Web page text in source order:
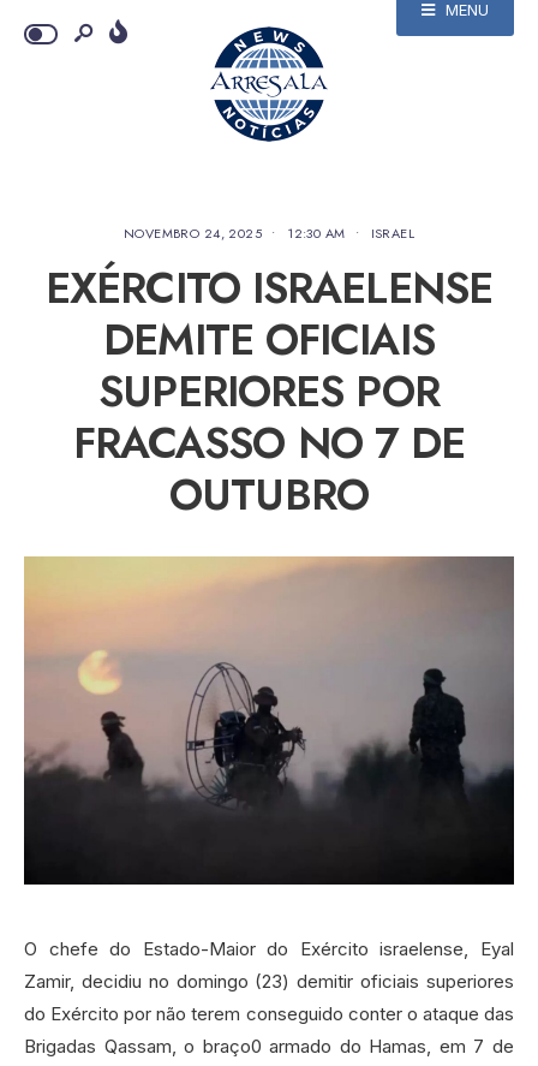
MENU
NOVEMBRO 24, 2025 • 12:30 AM • ISRAEL
EXÉRCITO ISRAELENSE
DEMITE OFICIAIS
SUPERIORES POR
FRACASSO NO 7 DE
OUTUBRO
O chefe do Estado-Maior do Exército israelense, Eyal
Zamir, decidiu no domingo (23) demitir oficiais superiores
do Exército por não terem conseguido conter o ataque das
Brigadas Qassam, o braço0 armado do Hamas, em 7 de